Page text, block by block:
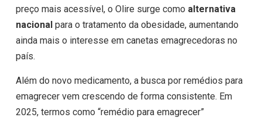
preço mais acessível, o Olire surge como alternativa
nacional para o tratamento da obesidade, aumentando
ainda mais o interesse em canetas emagrecedoras no
país.
Além do novo medicamento, a busca por remédios para
emagrecer vem crescendo de forma consistente. Em
2025, termos como “remédio para emagrecer”